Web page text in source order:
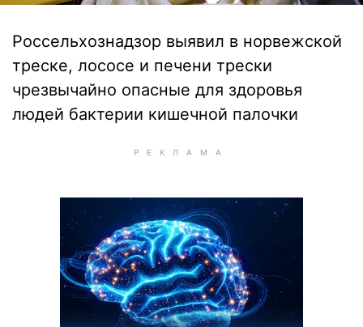
Россельхознадзор выявил в норвежской
треске, лососе и печени трески
чрезвычайно опасные для здоровья
людей бактерии кишечной палочки